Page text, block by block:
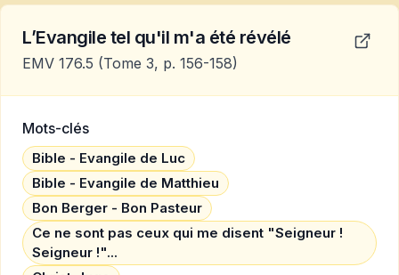
L’Evangile tel qu'il m'a été révélé
EMV 176.5 (Tome 3, p. 156-158)
Mots-clés
Bible - Evangile de Luc
Bible - Evangile de Matthieu
Bon Berger - Bon Pasteur
Ce ne sont pas ceux qui me disent "Seigneur !
Seigneur !"...